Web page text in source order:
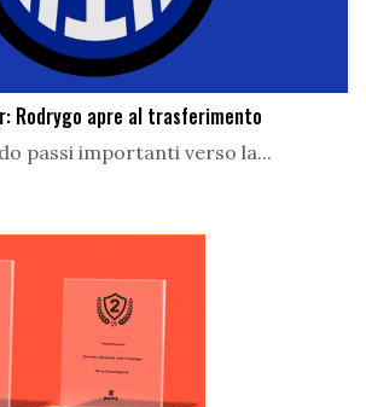
Rodrygo apre al trasferimento
passi importanti verso la...